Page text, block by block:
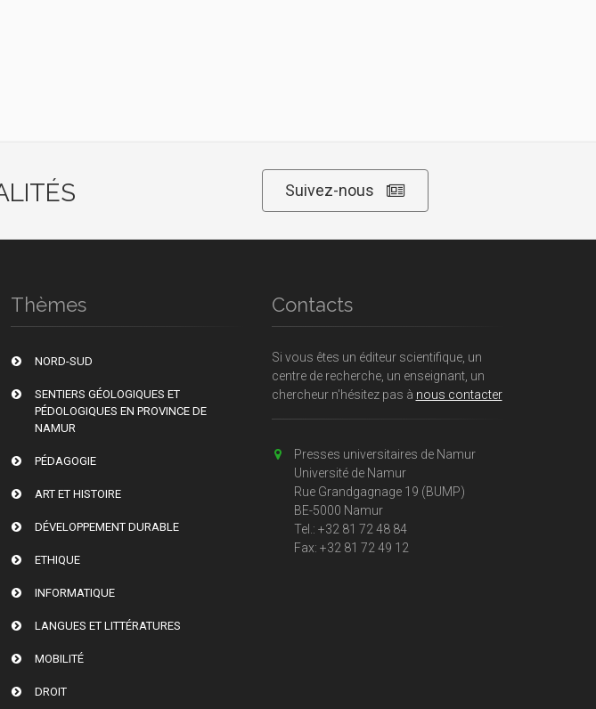
Suivez-nous
Thèmes
NORD-SUD
SENTIERS GÉOLOGIQUES ET
PÉDOLOGIQUES EN PROVINCE DE
NAMUR
PÉDAGOGIE
ART ET HISTOIRE
DÉVELOPPEMENT DURABLE
ETHIQUE
INFORMATIQUE
LANGUES ET LITTÉRATURES
MOBILITÉ
DROIT
Contacts
Si vous êtes un éditeur scientifique, un
centre de recherche, un enseignant, un
chercheur n'hésitez pas à nous contacter
Presses universitaires de Namur
Université de Namur
Rue Grandgagnage 19 (BUMP)
BE-5000 Namur
Tel.: +32 81 72 48 84
Fax: +32 81 72 49 12